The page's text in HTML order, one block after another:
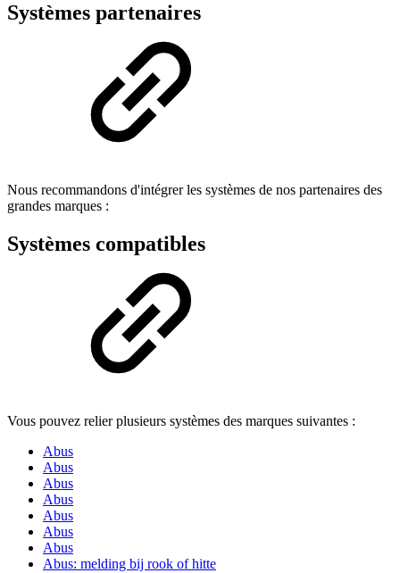
Systèmes partenaires
Nous recommandons d'intégrer les systèmes de nos partenaires des
grandes marques :
Systèmes compatibles
Vous pouvez relier plusieurs systèmes des marques suivantes :
Abus
Abus
Abus
Abus
Abus
Abus
Abus
Abus: melding bij rook of hitte